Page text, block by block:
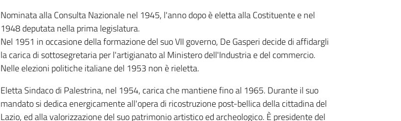
Nominata alla Consulta Nazionale nel 1945, l'anno dopo è eletta alla Costituente e nel
1948 deputata nella prima legislatura.
Nel 1951 in occasione della formazione del suo VII governo, De Gasperi decide di affidargli
la carica di sottosegretaria per l'artigianato al Ministero dell'Industria e del commercio.
Nelle elezioni politiche italiane del 1953 non è rieletta.
Eletta Sindaco di Palestrina, nel 1954, carica che mantiene fino al 1965. Durante il suo
mandato si dedica energicamente all'opera di ricostruzione post-bellica della cittadina del
Lazio, ed alla valorizzazione del suo patrimonio artistico ed archeologico. È presidente del